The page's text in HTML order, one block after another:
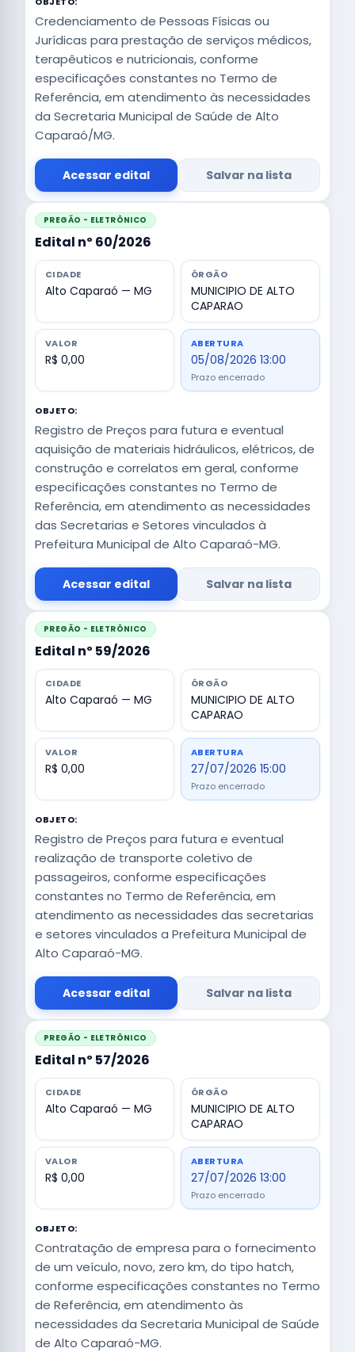
Credenciamento de Pessoas Físicas ou
Jurídicas para prestação de serviços médicos,
terapêuticos e nutricionais, conforme
especificações constantes no Termo de
Referência, em atendimento às necessidades
da Secretaria Municipal de Saúde de Alto
Caparaó/MG.
Acessar edital Salvar na lista
PREGÃO - ELETRÔNICO
Edital nº 60/2026
CIDADE
Alto Caparaó — MG
ÓRGÃO
MUNICIPIO DE ALTO
CAPARAO
VALOR
R$ 0,00
ABERTURA
05/08/2026 13:00
Prazo encerrado
OBJETO:
Registro de Preços para futura e eventual
aquisição de materiais hidráulicos, elétricos, de
construção e correlatos em geral, conforme
especificações constantes no Termo de
Referência, em atendimento as necessidades
das Secretarias e Setores vinculados à
Prefeitura Municipal de Alto Caparaó-MG.
Acessar edital Salvar na lista
PREGÃO - ELETRÔNICO
Edital nº 59/2026
CIDADE
Alto Caparaó — MG
ÓRGÃO
MUNICIPIO DE ALTO
CAPARAO
VALOR
R$ 0,00
ABERTURA
27/07/2026 15:00
Prazo encerrado
OBJETO:
Registro de Preços para futura e eventual
realização de transporte coletivo de
passageiros, conforme especificações
constantes no Termo de Referência, em
atendimento as necessidades das secretarias
e setores vinculados a Prefeitura Municipal de
Alto Caparaó-MG.
Acessar edital Salvar na lista
PREGÃO - ELETRÔNICO
Edital nº 57/2026
CIDADE
Alto Caparaó — MG
ÓRGÃO
MUNICIPIO DE ALTO
CAPARAO
VALOR
R$ 0,00
ABERTURA
27/07/2026 13:00
Prazo encerrado
OBJETO:
Contratação de empresa para o fornecimento
de um veículo, novo, zero km, do tipo hatch,
conforme especificações constantes no Termo
de Referência, em atendimento às
necessidades da Secretaria Municipal de Saúde
de Alto Caparaó-MG.